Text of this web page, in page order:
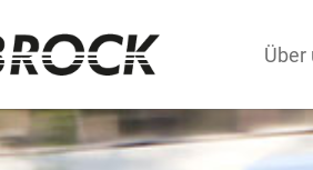
Über